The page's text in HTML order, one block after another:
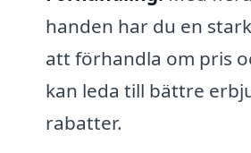
handen har du en
att förhandla om pris
kan leda till bättre
rabatter.